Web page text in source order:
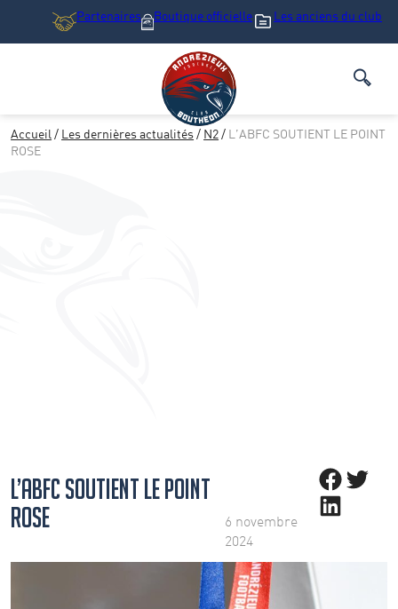
Partenaires Boutique officielle Les anciens du club
Accueil / Les dernières actualités/ N2/ L’ABFC SOUTIENT LE POINT
ROSE
L’ABFC SOUTIENT LE POINT
ROSE
6 novembre
2024
Share onShare on
Share on LinkedIn